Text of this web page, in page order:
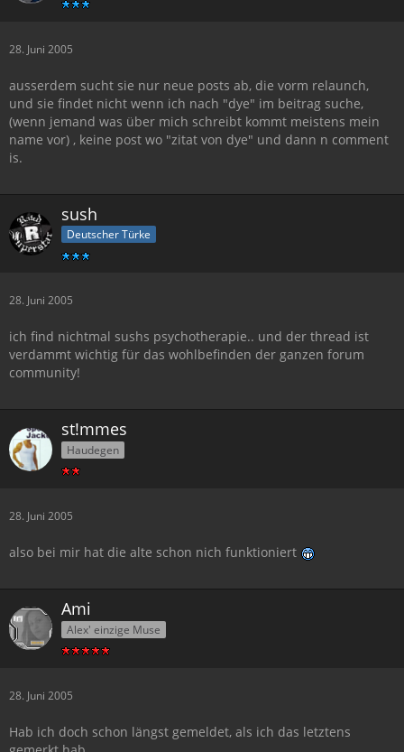
28. Juni 2005
ausserdem sucht sie nur neue posts ab, die vorm relaunch,
und sie findet nicht wenn ich nach "dye" im beitrag suche,
(wenn jemand was über mich schreibt kommt meistens mein
name vor) , keine post wo "zitat von dye" und dann n comment
is.
sush
Deutscher Türke
28. Juni 2005
ich find nichtmal sushs psychotherapie.. und der thread ist
verdammt wichtig für das wohlbefinden der ganzen forum
community!
st!mmes
Haudegen
28. Juni 2005
also bei mir hat die alte schon nich funktioniert
Ami
Alex' einzige Muse
28. Juni 2005
Hab ich doch schon längst gemeldet, als ich das letztens